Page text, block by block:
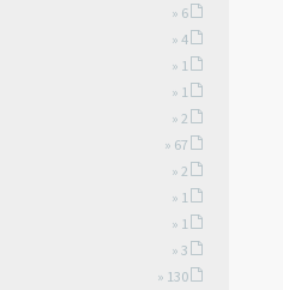
» 6
» 4
» 1
» 1
» 2
» 67
» 2
» 1
» 1
» 3
» 130